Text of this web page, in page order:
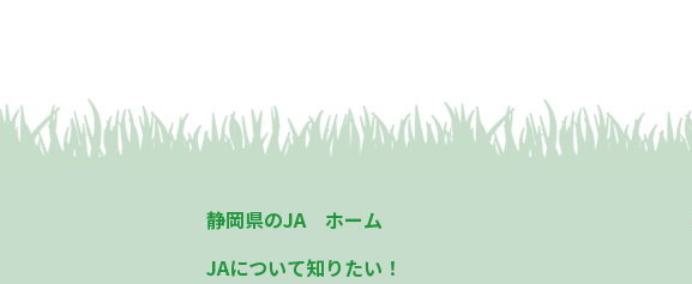
静岡県のJA ホーム
JAについて知りたい！